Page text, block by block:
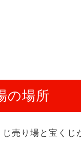
の場所
売り場と宝くじ